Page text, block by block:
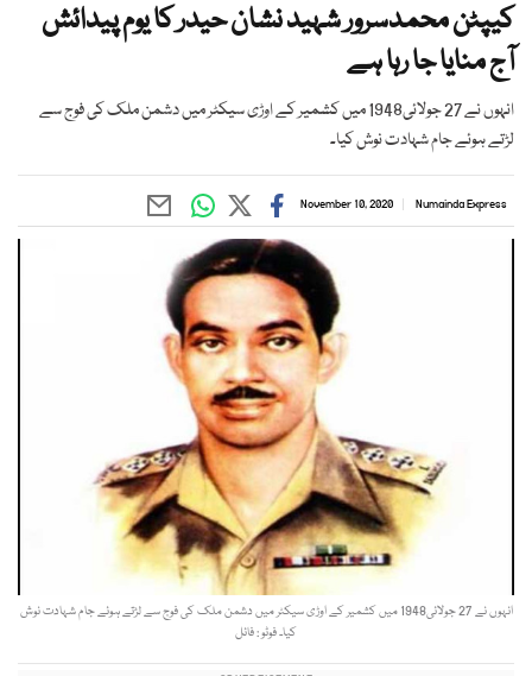
کیپٹن محمدسرور شہید نشان حیدر کا یوم پیدائش
آج منایا جا رہا ہے
انہوں نے 27 جولائی1948 میں کشمیر کے اوڑی سیکٹر میں دشمن ملک کی فوج سے
لڑتے ہوئے جام شہادت نوش کیا۔
Numainda Express
November 10, 2020
انہوں نے 27 جولائی1948 میں کشمیر کے اوڑی سیکٹر میں دشمن ملک کی فوج سے لڑتے ہوئے جام شہادت نوش
کیا۔ فوٹو : فائل